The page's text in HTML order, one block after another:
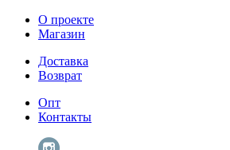
О проекте
Магазин
Доставка
Возврат
Опт
Контакты